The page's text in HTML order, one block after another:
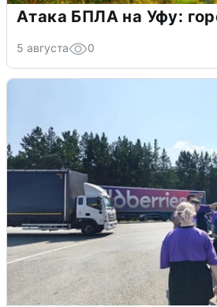
Атака БПЛА на Уфу:
5 августа 0